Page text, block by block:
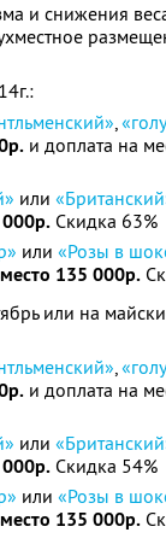
и снижения
,
и доплата на
или
Скидка 63%
или «Розы в
135 000р.
или на
,
и доплата на
или
Скидка 54%
или «Розы в
135 000р.